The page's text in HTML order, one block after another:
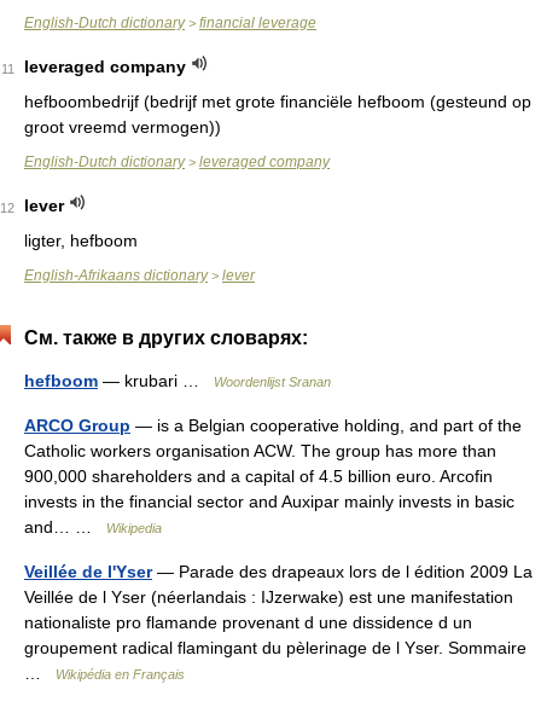
English-Dutch dictionary> financial leverage
11
leveraged company
hefboombedrijf (bedrijf met grote financiële hefboom (gesteund op
groot vreemd vermogen))
English-Dutch dictionary> leveraged company
12
lever
ligter, hefboom
English-Afrikaans dictionary> lever
См. также в других словарях:
hefboom — krubari … Woordenlijst Sranan
ARCO Group — is a Belgian cooperative holding, and part of the
Catholic workers organisation ACW. The group has more than
900,000 shareholders and a capital of 4.5 billion euro. Arcofin
invests in the financial sector and Auxipar mainly invests in basic
and… …
Wikipedia
Veillée de l'Yser— Parade des drapeaux lors de l édition 2009 La
Veillée de l Yser (néerlandais : IJzerwake) est une manifestation
nationaliste pro flamande provenant d une dissidence d un
groupement radical flamingant du pèlerinage de l Yser. Sommaire
…
Wikipédia en Français